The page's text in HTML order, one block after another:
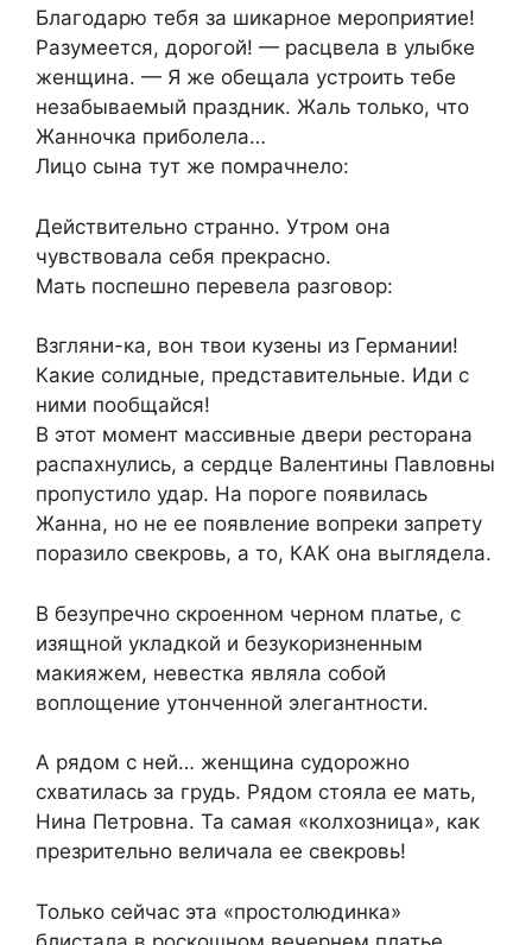
Благодарю тебя за шикарное мероприятие!
Разумеется, дорогой! — расцвела в улыбке
женщина. — Я же обещала устроить тебе
незабываемый праздник. Жаль только, что
Жанночка приболела…
Лицо сына тут же помрачнело:
Действительно странно. Утром она
чувствовала себя прекрасно.
Мать поспешно перевела разговор:
Взгляни-ка, вон твои кузены из Германии!
Какие солидные, представительные. Иди с
ними пообщайся!
В этот момент массивные двери ресторана
распахнулись, а сердце Валентины Павловны
пропустило удар. На пороге появилась
Жанна, но не ее появление вопреки запрету
поразило свекровь, а то, КАК она выглядела.
В безупречно скроенном черном платье, с
изящной укладкой и безукоризненным
макияжем, невестка являла собой
воплощение утонченной элегантности.
А рядом с ней… женщина судорожно
схватилась за грудь. Рядом стояла ее мать,
Нина Петровна. Та самая «колхозница», как
презрительно величала ее свекровь!
Только сейчас эта «простолюдинка»